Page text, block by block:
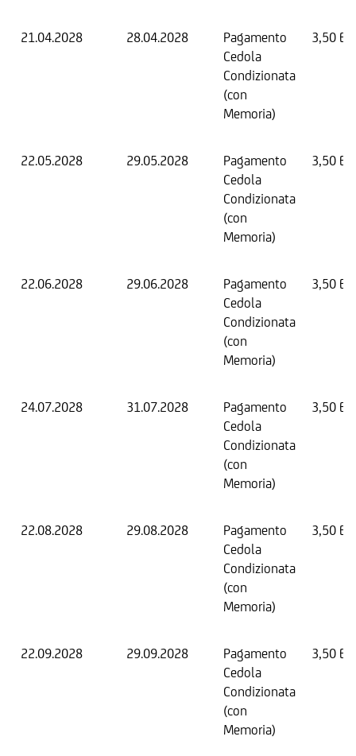
21.04.2028 28.04.2028
Pagamento
Cedola
Condizionata
(con
Memoria)
3,50
22.05.2028 29.05.2028
Pagamento
Cedola
Condizionata
(con
Memoria)
3,50
22.06.2028 29.06.2028
Pagamento
Cedola
Condizionata
(con
Memoria)
3,50
24.07.2028 31.07.2028
Pagamento
Cedola
Condizionata
(con
Memoria)
3,50
22.08.2028 29.08.2028
Pagamento
Cedola
Condizionata
(con
Memoria)
3,50
22.09.2028 29.09.2028
Pagamento
Cedola
Condizionata
(con
Memoria)
3,50